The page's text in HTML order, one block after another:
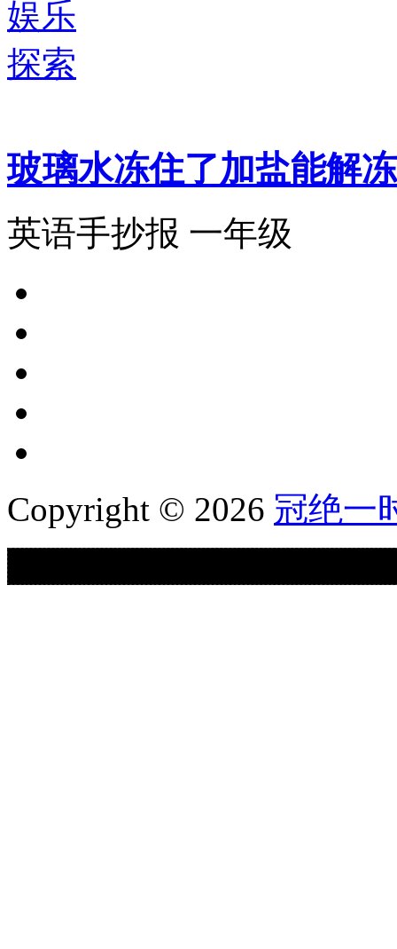
娱乐
探索
玻璃水冻住了加盐能解
英语手抄报 一年级
Copyright © 2026 冠绝一